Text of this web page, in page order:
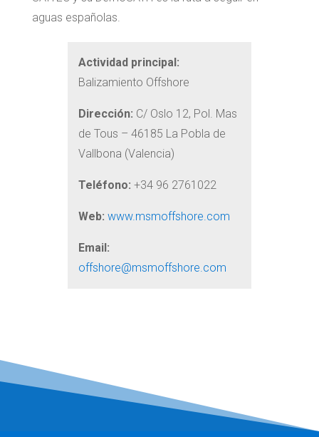
aguas españolas.
Actividad principal:
Balizamiento Offshore
Dirección: C/ Oslo 12, Pol. Mas
de Tous – 46185 La Pobla de
Vallbona (Valencia)
Teléfono: +34 96 2761022
Web: www.msmoffshore.com
Email:
offshore@msmoffshore.com